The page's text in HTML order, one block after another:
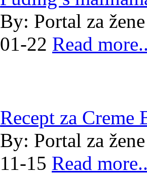
By: Portal za žene
01-22 Read
Recept za Creme
By: Portal za žene
11-15 Read